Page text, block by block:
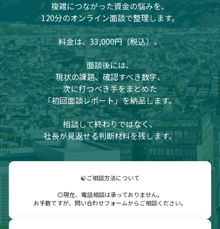
複雑につながった資金の悩みを、
120分のオンライン面談で整理します。
料金は、33,000円（税込）。
面談後には、
現状の課題、確認すべき数字、
次に打つべき手をまとめた
「初回面談レポート」を納品します。
相談して終わりではなく、
社長が見返せる判断材料を残します。
🍃ご相談方法について
◎現在、電話相談は承っておりません。
お手数ですが、問い合わせフォームからご相談ください。